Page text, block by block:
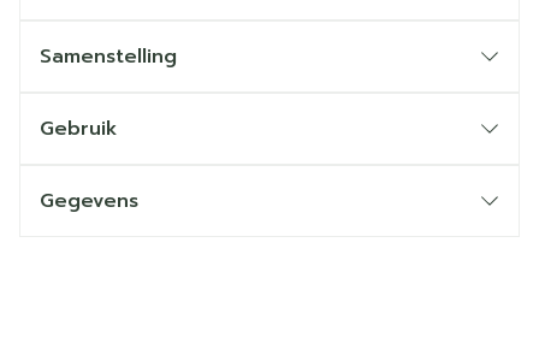
Samenstelling
Gebruik
Gegevens